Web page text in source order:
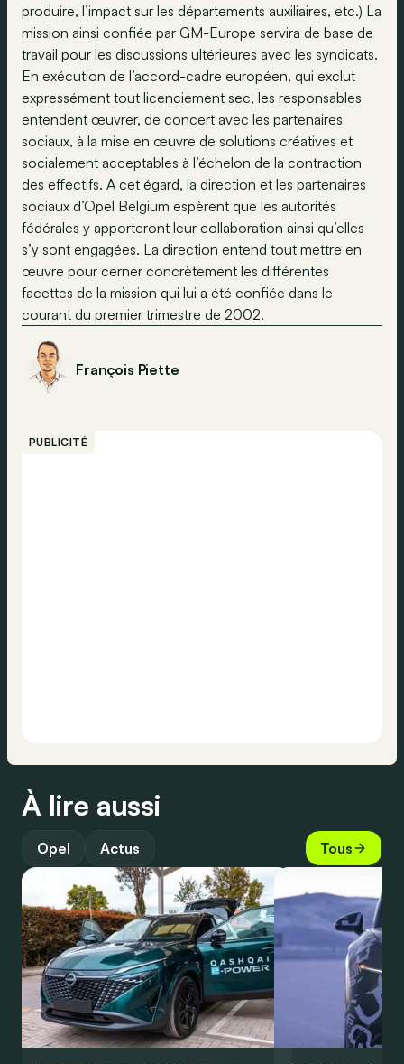
produire, l’impact sur les départements auxiliaires, etc.) La
mission ainsi confiée par GM-Europe servira de base de
travail pour les discussions ultérieures avec les syndicats.
En exécution de l’accord-cadre européen, qui exclut
expressément tout licenciement sec, les responsables
entendent œuvrer, de concert avec les partenaires
sociaux, à la mise en œuvre de solutions créatives et
socialement acceptables à l’échelon de la contraction
des effectifs. A cet égard, la direction et les partenaires
sociaux d’Opel Belgium espèrent que les autorités
fédérales y apporteront leur collaboration ainsi qu’elles
s’y sont engagées. La direction entend tout mettre en
œuvre pour cerner concrètement les différentes
facettes de la mission qui lui a été confiée dans le
courant du premier trimestre de 2002.
François Piette
PUBLICITÉ
À lire aussi
Opel Actus Tous